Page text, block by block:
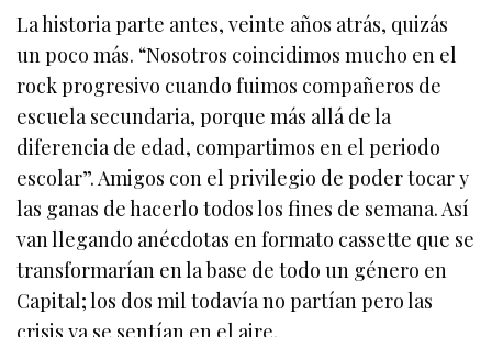
La historia parte antes, veinte años atrás, quizás
un poco más. “Nosotros coincidimos mucho en el
rock progresivo cuando fuimos compañeros de
escuela secundaria, porque más allá de la
diferencia de edad, compartimos en el periodo
escolar”. Amigos con el privilegio de poder tocar y
las ganas de hacerlo todos los fines de semana. Así
van llegando anécdotas en formato cassette que se
transformarían en la base de todo un género en
Capital; los dos mil todavía no partían pero las